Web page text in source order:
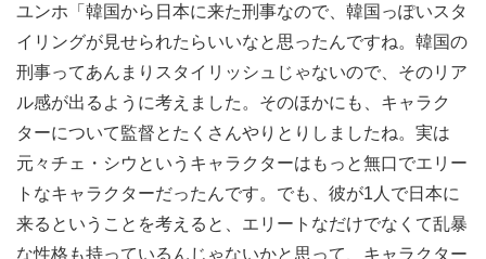
ユンホ「韓国から日本に来た刑事なので、韓国っぽいスタ
イリングが見せられたらいいなと思ったんですね。韓国の
刑事ってあんまりスタイリッシュじゃないので、そのリア
ル感が出るように考えました。そのほかにも、キャラク
ターについて監督とたくさんやりとりしましたね。実は
元々チェ・シウというキャラクターはもっと無口でエリー
トなキャラクターだったんです。でも、彼が1人で日本に
来るということを考えると、エリートなだけでなくて乱暴
な性格も持っているんじゃないかと思って、キャラクター